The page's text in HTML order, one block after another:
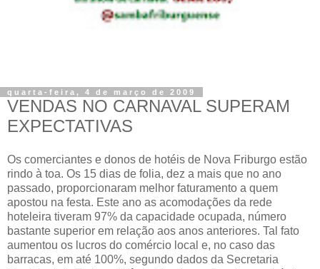
quarta-feira, 4 de março de 2009
VENDAS NO CARNAVAL SUPERAM
EXPECTATIVAS
Os comerciantes e donos de hotéis de Nova Friburgo estão
rindo à toa. Os 15 dias de folia, dez a mais que no ano
passado, proporcionaram melhor faturamento a quem
apostou na festa. Este ano as acomodações da rede
hoteleira tiveram 97% da capacidade ocupada, número
bastante superior em relação aos anos anteriores. Tal fato
aumentou os lucros do comércio local e, no caso das
barracas, em até 100%, segundo dados da Secretaria